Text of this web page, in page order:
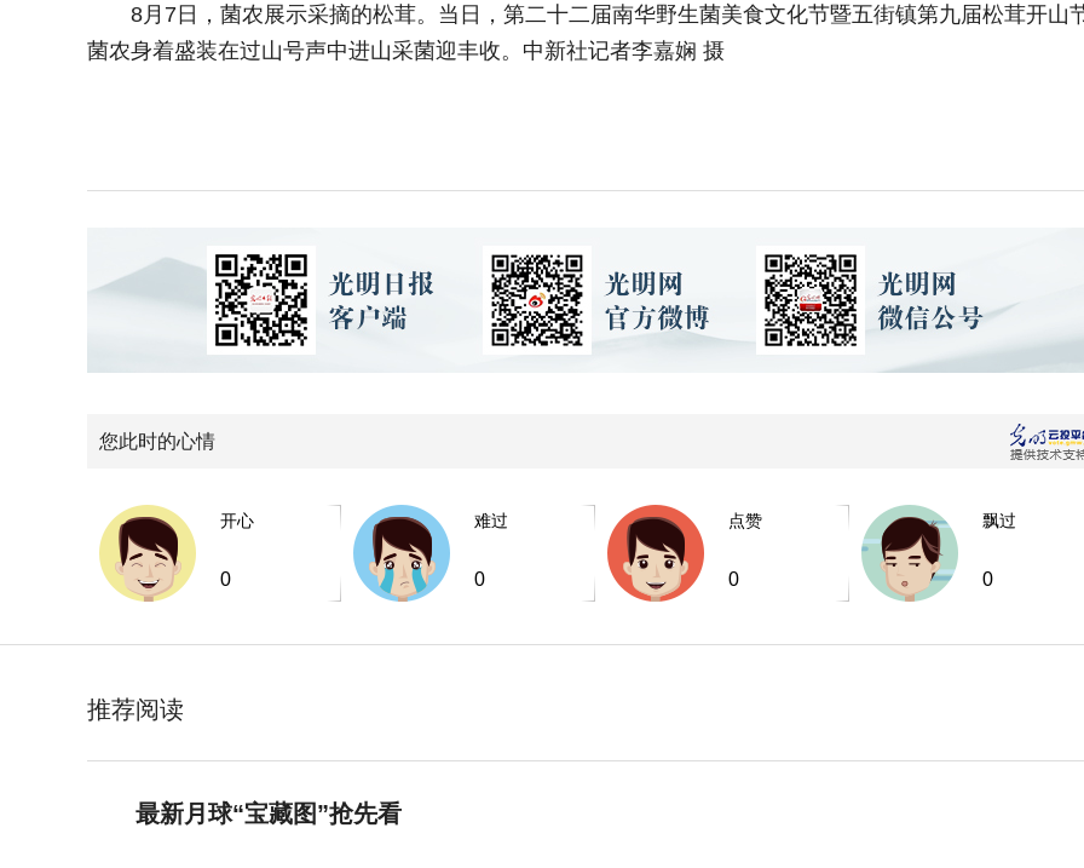
8月7日，菌农展示采摘的松茸。当日，第二十二届南华野生菌美食文化节暨五街镇第九届松茸开山
菌农身着盛装在过山号声中进山采菌迎丰收。中新社记者李嘉娴 摄
您此时的心情
开心
0
难过
0
点赞
0
飘过
0
推荐阅读
最新月球“宝藏图”抢先看